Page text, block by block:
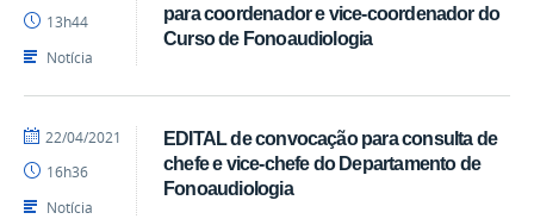
para coordenador e vice-coordenador do
Curso de Fonoaudiologia
Batista13h44
Notícia
EDITAL de convocação para consulta de
chefe e vice-chefe do Departamento de
Fonoaudiologia
por
Batista
publicado
22/04/2021
16h36
Notícia